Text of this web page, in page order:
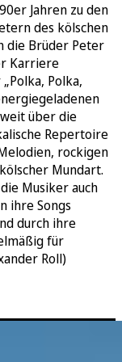
Jahren zu den
des kölschen
die Brüder Peter
Karriere
Polka,
über die
Repertoire
rockigen
Mundart.
Musiker auch
ihre Songs
durch ihre
für
Roll)